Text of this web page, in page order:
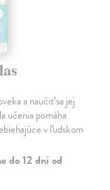
a naučiť sa jej
učenia pomáha
v ľudskom
do 12 dní od